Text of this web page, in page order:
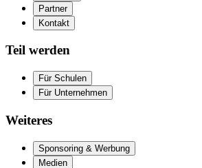
Partner
Kontakt
Teil werden
Für Schulen
Für Unternehmen
Weiteres
Sponsoring & Werbung
Medien